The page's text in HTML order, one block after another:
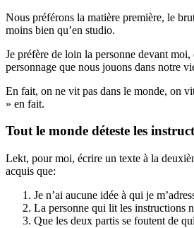
Nous préférons la matière première, le
moins bien qu’en studio.
Je préfère de loin la personne devant
personnage que nous jouons dans notre
En fait, on ne vit pas dans le monde, on
» en fait.
Tout le monde déteste les
Lekt, pour moi, écrire un texte à la
acquis que:
Je n’ai aucune idée à qui je
La personne qui lit les instructions
Que les deux partis se foutent de